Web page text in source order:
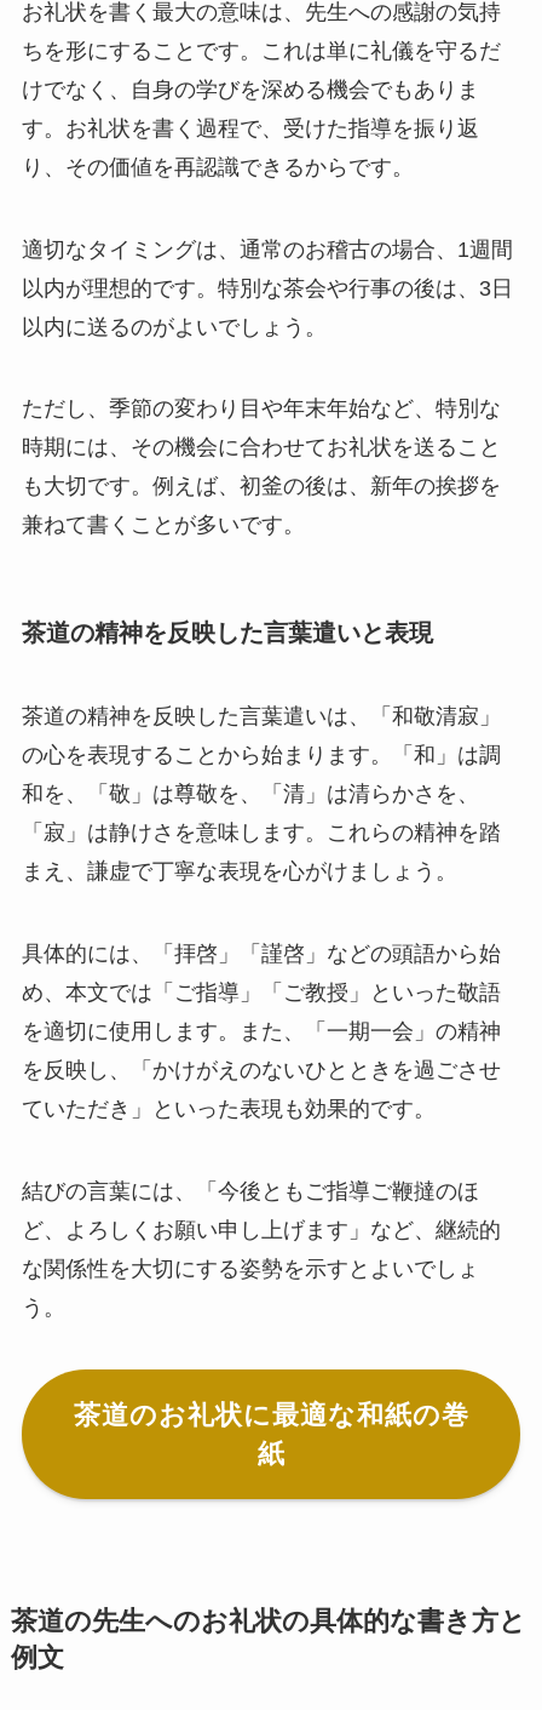
お礼状を書く最大の意味は、先生への感謝の気持
ちを形にすることです。これは単に礼儀を守るだ
けでなく、自身の学びを深める機会でもありま
す。お礼状を書く過程で、受けた指導を振り返
り、その価値を再認識できるからです。
適切なタイミングは、通常のお稽古の場合、1週間
以内が理想的です。特別な茶会や行事の後は、3日
以内に送るのがよいでしょう。
ただし、季節の変わり目や年末年始など、特別な
時期には、その機会に合わせてお礼状を送ること
も大切です。例えば、初釜の後は、新年の挨拶を
兼ねて書くことが多いです。
茶道の精神を反映した言葉遣いと表現
茶道の精神を反映した言葉遣いは、「和敬清寂」
の心を表現することから始まります。「和」は調
和を、「敬」は尊敬を、「清」は清らかさを、
「寂」は静けさを意味します。これらの精神を踏
まえ、謙虚で丁寧な表現を心がけましょう。
具体的には、「拝啓」「謹啓」などの頭語から始
め、本文では「ご指導」「ご教授」といった敬語
を適切に使用します。また、「一期一会」の精神
を反映し、「かけがえのないひとときを過ごさせ
ていただき」といった表現も効果的です。
結びの言葉には、「今後ともご指導ご鞭撻のほ
ど、よろしくお願い申し上げます」など、継続的
な関係性を大切にする姿勢を示すとよいでしょ
う。
茶道のお礼状に最適な和紙の巻
紙
茶道の先生へのお礼状の具体的な書き方と
例文